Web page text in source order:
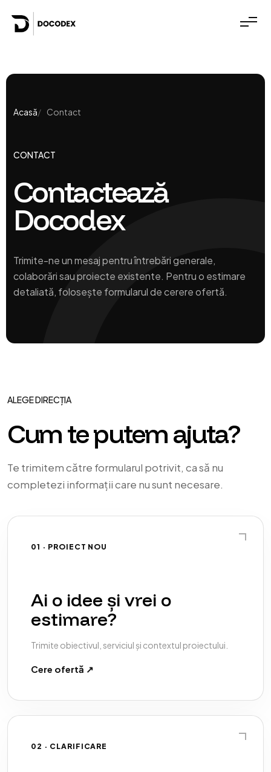
Acasă Contact
CONTACT
Contactează
Docodex
Trimite-ne un mesaj pentru întrebări generale,
colaborări sau proiecte existente. Pentru o estimare
detaliată, folosește formularul de cerere ofertă.
ALEGE DIRECȚIA
Cum te putem ajuta?
Te trimitem către formularul potrivit, ca să nu
completezi informații care nu sunt necesare.
01 · PROIECT NOU
Ai o idee și vrei o
estimare?
Trimite obiectivul, serviciul și contextul proiectului.
Cere ofertă ↗
02 · CLARIFICARE